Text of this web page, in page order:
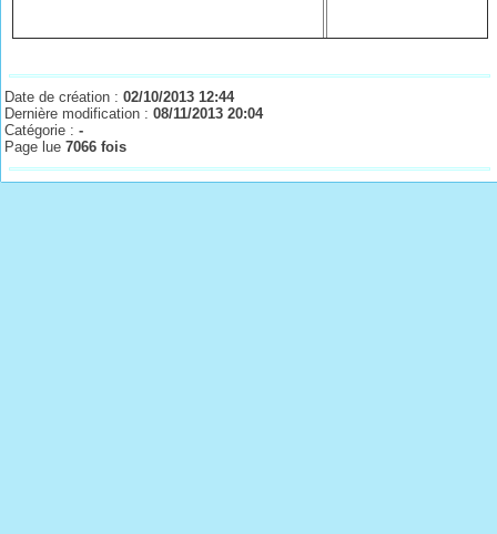
Date de création :02/10/2013 12:44
Dernière modification :08/11/2013 20:04
Catégorie :-
Page lue7066 fois